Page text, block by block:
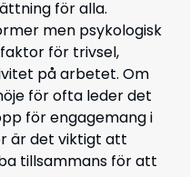
för alla.
men psykologisk
för trivsel,
på arbetet. Om
för ofta leder det
för engagemang i
är det viktigt att
tillsammans för att